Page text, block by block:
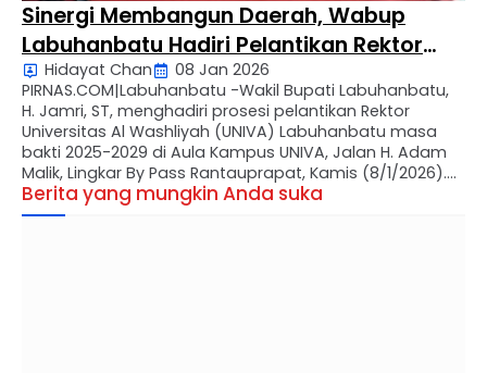
Sinergi Membangun Daerah, Wabup
Labuhanbatu Hadiri Pelantikan Rektor
UNIVA
Hidayat Chan
08 Jan 2026
PIRNAS.COM|Labuhanbatu -Wakil Bupati Labuhanbatu,
H. Jamri, ST, menghadiri prosesi pelantikan Rektor
Universitas Al Washliyah (UNIVA) Labuhanbatu masa
bakti 2025-2029 di Aula Kampus UNIVA, Jalan H. Adam
Malik, Lingkar By Pass Rantauprapat, Kamis (8/1/2026).
Dalam sambutannya, Wakil Bupati menyampaikan
ucapan selamat atas nama Pemerintah Kabupaten
Berita yang mungkin Anda suka